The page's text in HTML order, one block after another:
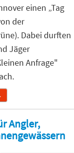
einen „Tag
der
Dabei durften
Jäger
Anfrage"
Angler,